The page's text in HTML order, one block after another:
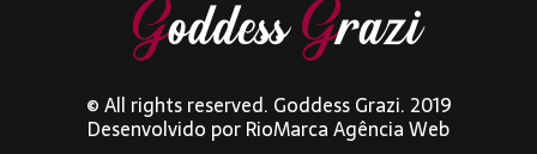
© All rights reserved. Goddess Grazi. 2019
Desenvolvido porRioMarca Agência Web